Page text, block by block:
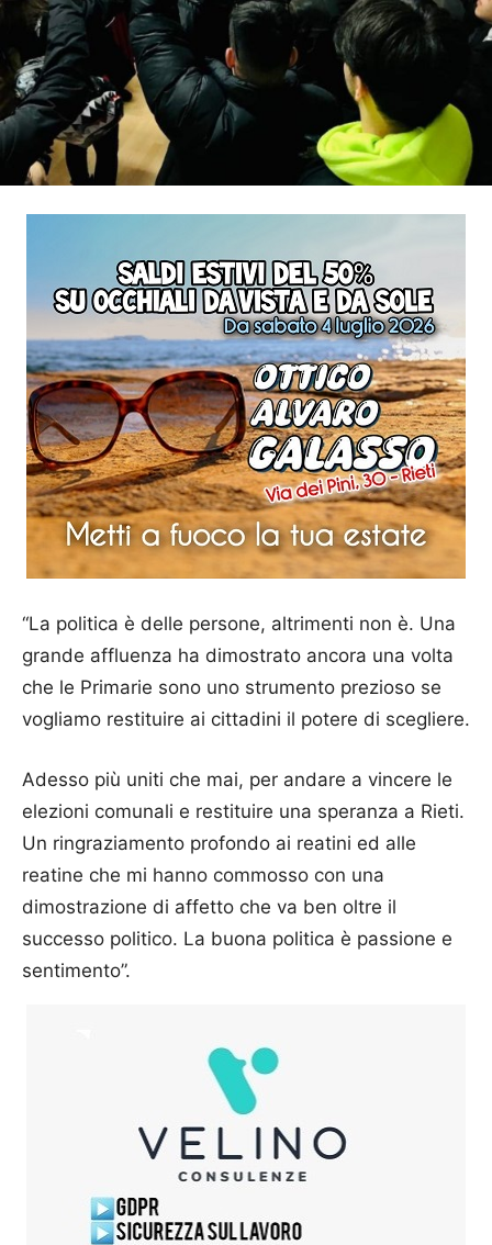
“La politica è delle persone, altrimenti non è. Una
grande affluenza ha dimostrato ancora una volta
che le Primarie sono uno strumento prezioso se
vogliamo restituire ai cittadini il potere di scegliere.
Adesso più uniti che mai, per andare a vincere le
elezioni comunali e restituire una speranza a Rieti.
Un ringraziamento profondo ai reatini ed alle
reatine che mi hanno commosso con una
dimostrazione di affetto che va ben oltre il
successo politico. La buona politica è passione e
sentimento”.